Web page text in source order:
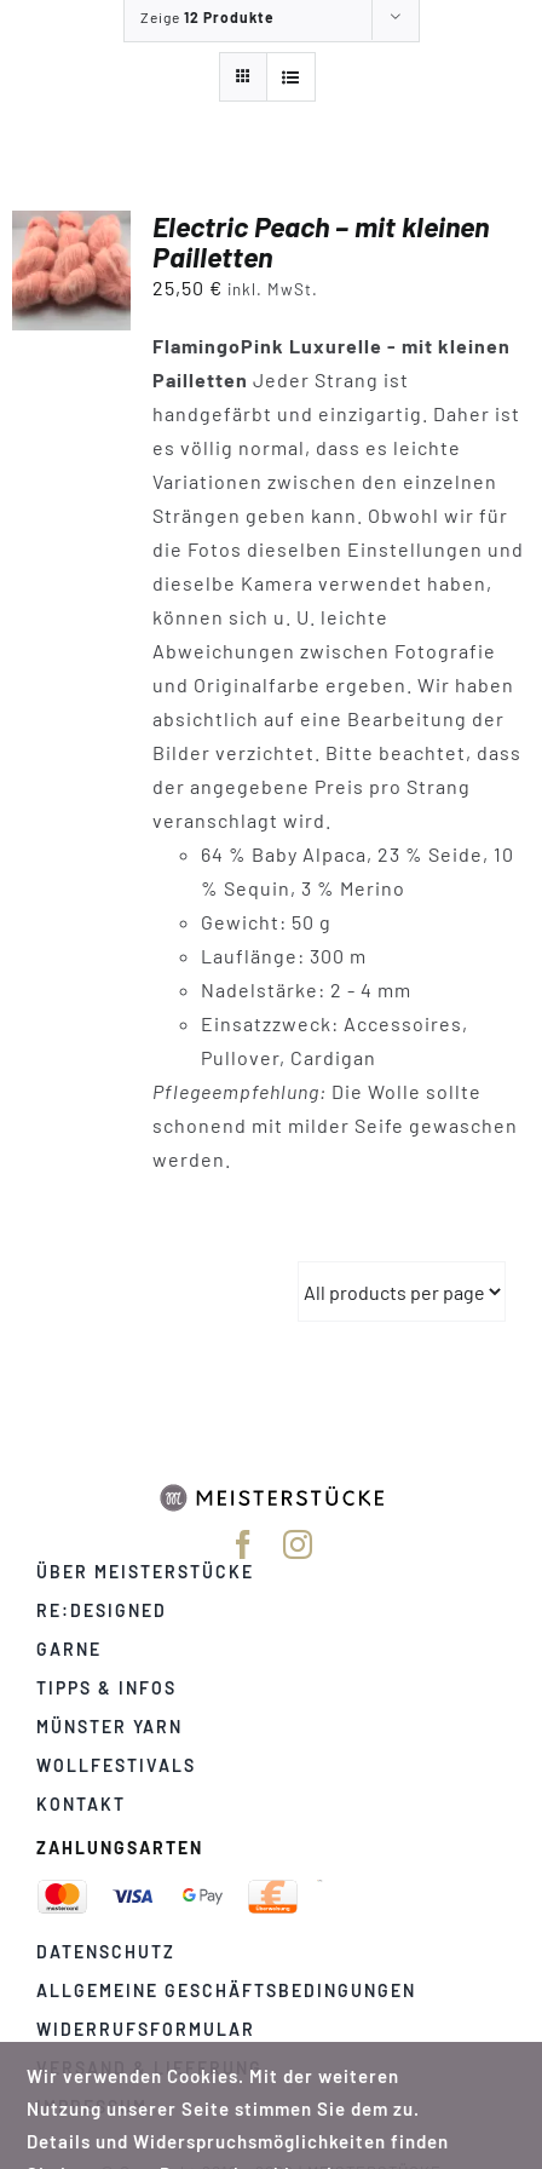
Wollfestivals
Kontakt
Zeige 12 Produkte
Electric Peach – mit kleinen
Pailletten
25,50 € inkl. MwSt.
FlamingoPink Luxurelle - mit kleinen
Pailletten Jeder Strang ist
handgefärbt und einzigartig. Daher ist
es völlig normal, dass es leichte
Variationen zwischen den einzelnen
Strängen geben kann. Obwohl wir für
die Fotos dieselben Einstellungen und
dieselbe Kamera verwendet haben,
können sich u. U. leichte
Abweichungen zwischen Fotografie
und Originalfarbe ergeben. Wir haben
absichtlich auf eine Bearbeitung der
Bilder verzichtet. Bitte beachtet, dass
der angegebene Preis pro Strang
veranschlagt wird.
64 % Baby Alpaca, 23 % Seide, 10
% Sequin, 3 % Merino
Gewicht: 50 g
Lauflänge: 300 m
Nadelstärke: 2 - 4 mm
Einsatzzweck: Accessoires,
Pullover, Cardigan
Pflegeempfehlung: Die Wolle sollte
schonend mit milder Seife gewaschen
werden.
ÜBER MEISTERSTÜCKE
RE:DESIGNED
GARNE
TIPPS & INFOS
MÜNSTER YARN
WOLLFESTIVALS
KONTAKT
ZAHLUNGSARTEN
DATENSCHUTZ
ALLGEMEINE GESCHÄFTSBEDINGUNGEN
WIDERRUFSFORMULAR
VERSAND & LIEFERUNG
IMPRESSUM
Wir verwenden Cookies. Mit der weiteren
Nutzung unserer Seite stimmen Sie dem zu.
Details und Widerspruchsmöglichkeiten finden